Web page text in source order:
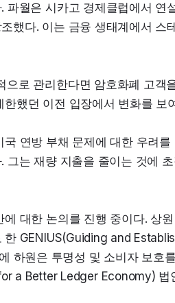
파월은 시카고 경제클럽에서
했다. 이는 금융 생태계에서 스
로 관리한다면 암호화폐 고객
했던 이전 입장에서 변화를 보
연방 부채 문제에 대한 우려
그는 재량 지출을 줄이는 것에
대한 논의를 진행 중이다. 상
한 GENIUS(Guiding and
하원은 투명성 및 소비자 보호
a Better Ledger Economy) 법